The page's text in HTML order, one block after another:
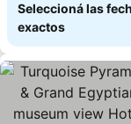
Seleccioná las
exactos